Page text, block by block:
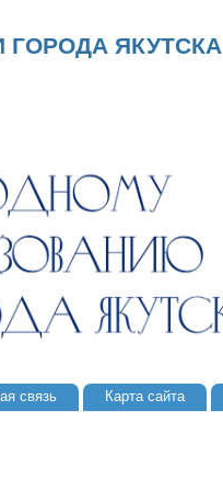
ЯКУТСКА
связь Карта сайта